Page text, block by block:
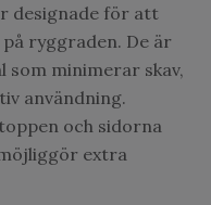
designade för att
ryggraden. De är
minimerar skav,
användning.
och sidorna
extra